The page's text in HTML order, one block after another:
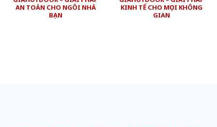
AN TOÀN CHO NGÔI NHÀ
BẠN
KINH TẾ CHO MỌI KHÔNG
GIAN